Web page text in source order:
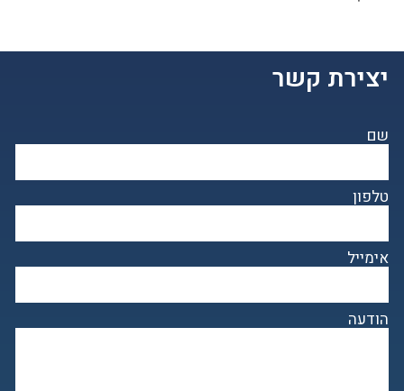
יצירת קשר
שם
טלפון
אימייל
הודעה